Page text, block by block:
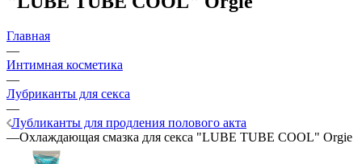
Главная
—
Интимная косметика
—
Лубриканты для секса
—
Лубликанты для продления полового акта
—Охлаждающая смазка для секса "LUBE TUBE COOL" Orgie